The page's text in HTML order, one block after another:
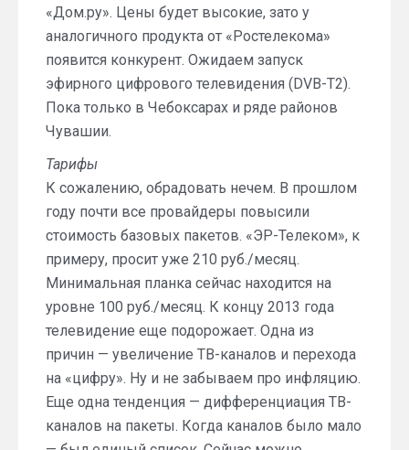
«Дом.ру». Цены будет высокие, зато у
аналогичного продукта от «Ростелекома»
появится конкурент. Ожидаем запуск
эфирного цифрового телевидения (DVB-T2).
Пока только в Чебоксарах и ряде районов
Чувашии.
Тарифы
К сожалению, обрадовать нечем. В прошлом
году почти все провайдеры повысили
стоимость базовых пакетов. «ЭР-Телеком», к
примеру, просит уже 210 руб./месяц.
Минимальная планка сейчас находится на
уровне 100 руб./месяц. К концу 2013 года
телевидение еще подорожает. Одна из
причин — увеличение ТВ-каналов и перехода
на «цифру». Ну и не забываем про инфляцию.
Еще одна тенденция — дифференциация ТВ-
каналов на пакеты. Когда каналов было мало